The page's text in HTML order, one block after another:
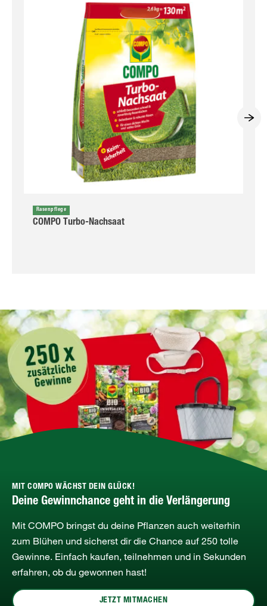
Rasenpflege
COMPO Turbo-Nachsaat
MIT COMPO WÄCHST DEIN GLÜCK!
Deine Gewinnchance geht in die Verlängerung
Mit COMPO bringst du deine Pflanzen auch weiterhin
zum Blühen und sicherst dir die Chance auf 250 tolle
Gewinne. Einfach kaufen, teilnehmen und in Sekunden
erfahren, ob du gewonnen hast!
JETZT MITMACHEN